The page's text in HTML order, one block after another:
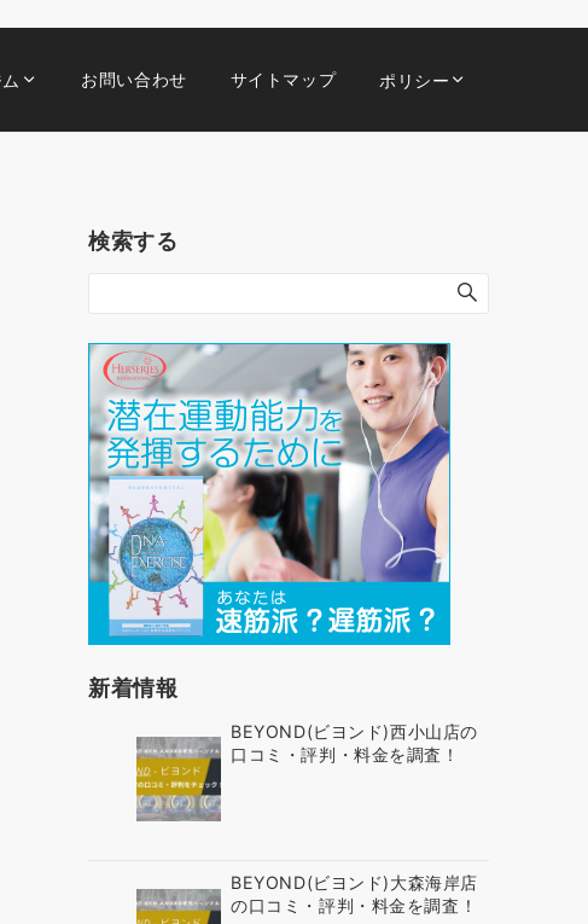
お問い合わせ サイトマップ ポリシー
検索する
新着情報
BEYOND(ビヨンド)西小山店の
口コミ・評判・料金を調査！
BEYOND(ビヨンド)大森海岸店
の口コミ・評判・料金を調査！